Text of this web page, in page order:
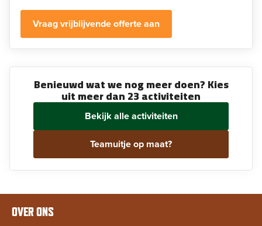
Vraag vrijblijvende offerte aan
Benieuwd wat we nog meer doen? Kies
uit meer dan 23 activiteiten
Bekijk alle activiteiten
Teamuitje op maat?
OVER ONS